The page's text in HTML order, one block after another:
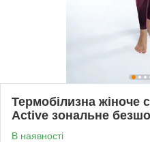
Термобілизна жіноче
Active зональне
В наявності